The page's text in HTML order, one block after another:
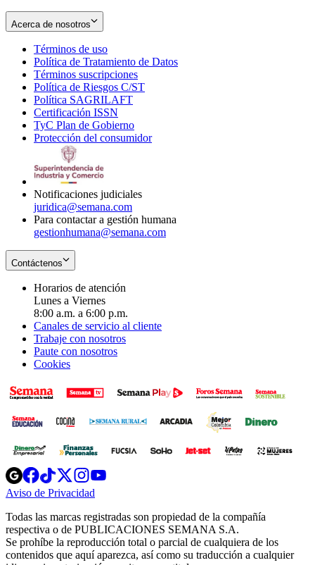
Acerca de nosotros
Términos de uso
in
new
window
Política de Tratamiento de Datos
Términos suscripciones
in
Política de Riesgos C/ST
Política SAGRILAFT
new
window
Certificación ISSN
in
new
TyC Plan de Gobierno
in
Protección del consumidorOpens
Notificaciones judiciales
juridica@semana.com
Para contactar a gestión humana
gestionhumana@semana.com
Contáctenos
Horarios de atención
Lunes a Viernes
8:00 a.m. a 6:00 p.m.
Canales de servicio al cliente
Trabaje con nosotros
Paute con nosotros
Cookies
Opens
in
new
Opens
in
new
Opens
in
new
window
Opens
new
windowwindow
Aviso de Privacidad
new
window
Todas las marcas registradas son propiedad de la compañía
respectiva o de PUBLICACIONES SEMANA S.A.
Se prohíbe la reproducción total o parcial de cualquiera de los
contenidos que aquí aparezca, así como su traducción a cualquier